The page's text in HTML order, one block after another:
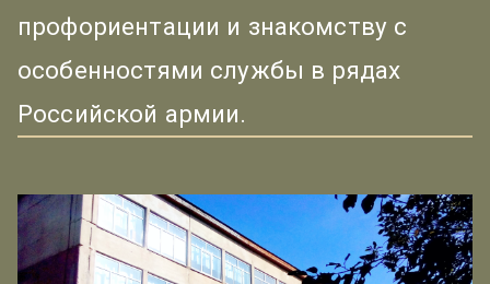
профориентации и знакомству с
особенностями службы в рядах
Российской армии.